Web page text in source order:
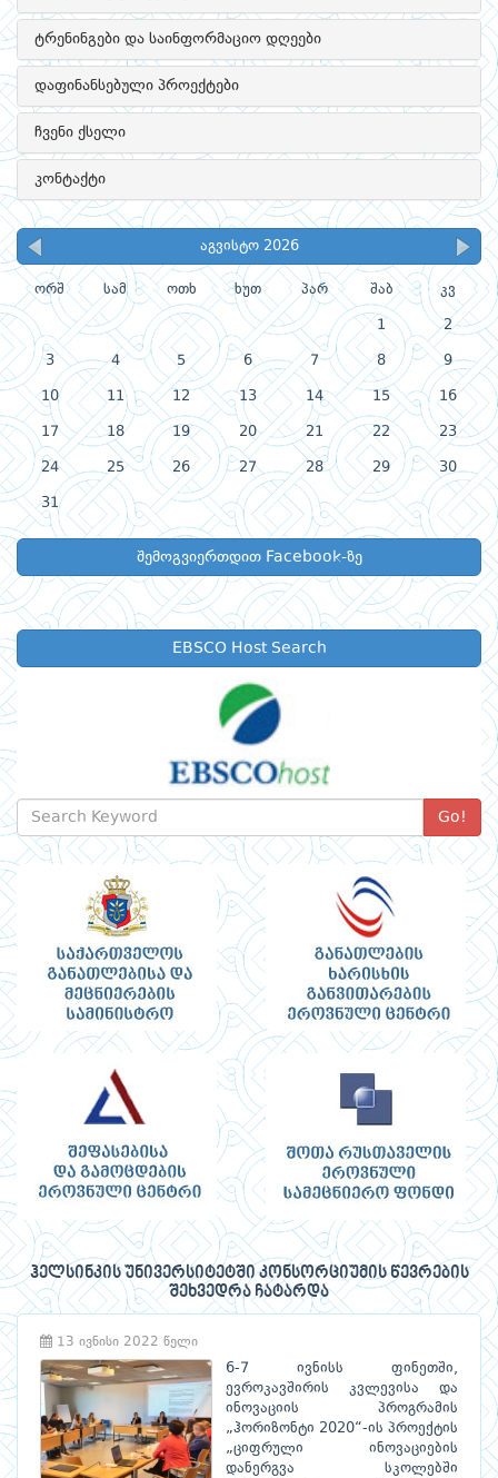
ტრენინგები და საინფორმაციო დღეები
დაფინანსებული პროექტები
ჩვენი ქსელი
კონტაქტი
აგვისტო 2026
ორშ სამ ოთხ ხუთ პარ შაბ კვ
1 2
3 4 5 6 7 8 9
10 11 12 13 14 15 16
17 18 19 20 21 22 23
24 25 26 27 28 29 30
31
შემოგვიერთდით Facebook-ზე
EBSCO Host Search
Go!
ჰელსინკის უნივერსიტეტში კონსორციუმის წევრების
შეხვედრა ჩატარდა
13 ივნისი 2022 წელი
6-7 ივნისს ფინეთში,
ევროკავშირის კვლევისა და
ინოვაციის პროგრამის
„ჰორიზონტი 2020“-ის პროექტის
„ციფრული ინოვაციების
დანერგვა სკოლებში